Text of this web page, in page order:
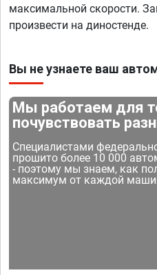
максимальной скорости.
произвести на диностенде.
Вы не узнаете ваш
Мы работаем для
почувствовать
Специалистами
прошито более 10 000
- поэтому мы знаем, как
максимум от каждой